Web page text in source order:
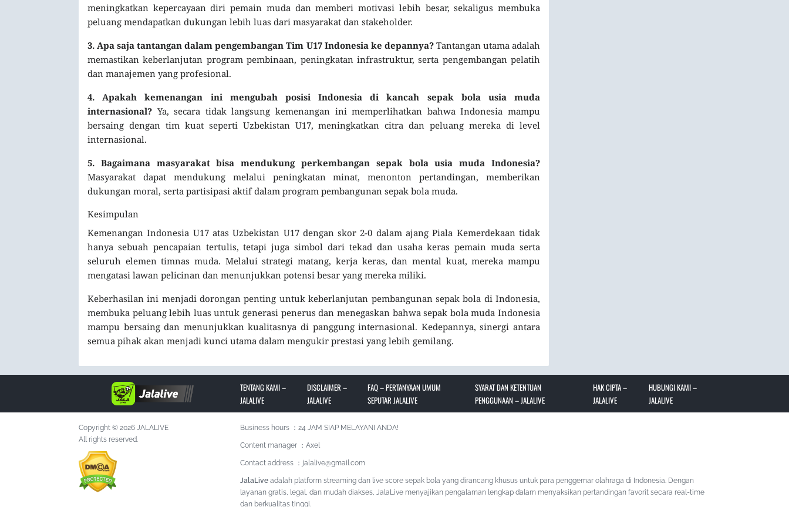
meningkatkan kepercayaan diri pemain muda dan memberi motivasi lebih besar, sekaligus membuka
peluang mendapatkan dukungan lebih luas dari masyarakat dan stakeholder.
3. Apa saja tantangan dalam pengembangan Tim U17 Indonesia ke depannya?Tantangan utama adalah
memastikan keberlanjutan program pembinaan, peningkatan infrastruktur, serta pengembangan pelatih
dan manajemen yang profesional.
4. Apakah kemenangan ini mengubah posisi Indonesia di kancah sepak bola usia muda
internasional? Ya, secara tidak langsung kemenangan ini memperlihatkan bahwa Indonesia mampu
bersaing dengan tim kuat seperti Uzbekistan U17, meningkatkan citra dan peluang mereka di level
internasional.
5. Bagaimana masyarakat bisa mendukung perkembangan sepak bola usia muda Indonesia?
Masyarakat dapat mendukung melalui peningkatan minat, menonton pertandingan, memberikan
dukungan moral, serta partisipasi aktif dalam program pembangunan sepak bola muda.
Kesimpulan
Kemenangan Indonesia U17 atas Uzbekistan U17 dengan skor 2-0 dalam ajang Piala Kemerdekaan tidak
hanya sebuah pencapaian tertulis, tetapi juga simbol dari tekad dan usaha keras pemain muda serta
seluruh elemen timnas muda. Melalui strategi matang, kerja keras, dan mental kuat, mereka mampu
mengatasi lawan pelicinan dan menunjukkan potensi besar yang mereka miliki.
Keberhasilan ini menjadi dorongan penting untuk keberlanjutan pembangunan sepak bola di Indonesia,
membuka peluang lebih luas untuk generasi penerus dan menegaskan bahwa sepak bola muda Indonesia
mampu bersaing dan menunjukkan kualitasnya di panggung internasional. Kedepannya, sinergi antara
semua pihak akan menjadi kunci utama dalam mengukir prestasi yang lebih gemilang.
TENTANG KAMI –
JALALIVE
DISCLAIMER –
JALALIVE
FAQ – PERTANYAAN UMUM
SEPUTAR JALALIVE
SYARAT DAN KETENTUAN
PENGGUNAAN – JALALIVE
HAK CIPTA –
JALALIVE
HUBUNGI KAMI –
JALALIVE
Copyright © 2026 JALALIVE
All rights reserved.
Business hours ：24 JAM SIAP MELAYANI ANDA!
Content manager ：Axel
Contact address ：jalalive@gmail.com
JalaLive adalah platform streaming dan live score sepak bola yang dirancang khusus untuk para penggemar olahraga di Indonesia. Dengan
layanan gratis, legal, dan mudah diakses, JalaLive menyajikan pengalaman lengkap dalam menyaksikan pertandingan favorit secara real-time
dan berkualitas tinggi.